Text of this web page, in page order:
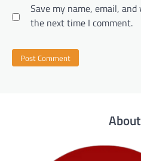
Save my name, email,
the next time I comment.